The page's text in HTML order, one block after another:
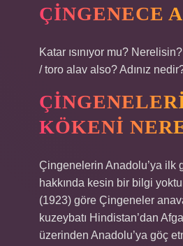
ÇINGENECE
Katar ısınıyor mu?
/ toro alav also? Adınız
KÖKENI
Çingenelerin Anadolu’ya ilk
hakkında kesin bir bilgi
(1923) göre Çingeneler
kuzeybatı Hindistan’dan
üzerinden Anadolu’ya göç